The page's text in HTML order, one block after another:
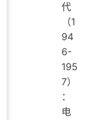
代
（1
94
6-
195
7）
：
电